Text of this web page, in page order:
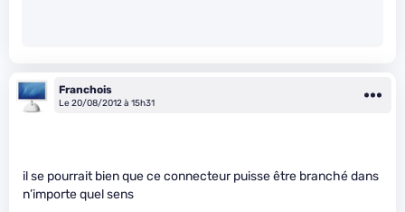
Franchois
Le 20/08/2012 à 15h31
il se pourrait bien que ce connecteur puisse être branché dans
n’importe quel sens